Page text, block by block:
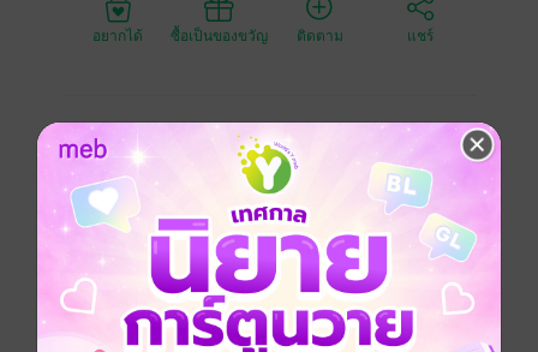
อยากได้ ซื้อเป็นของขวัญ ติดตาม แชร์
ถึงจากกันนานแค่ไหน แต่ความรักในหัวใจของเขาไม่เคย
เลือน
สิบทิศ บุรุษหนุ่มผู้ใช้ชีวิตอยู่ชายแดน
เขาพบเรื่องราวมากมาย แต่สิ่งที่ไม่เคยลืมเลือนไปจาก
หัวใจ
คือเด็กผู้หญิงคนหนึ่งที่เขาหวังว่าสักวัน